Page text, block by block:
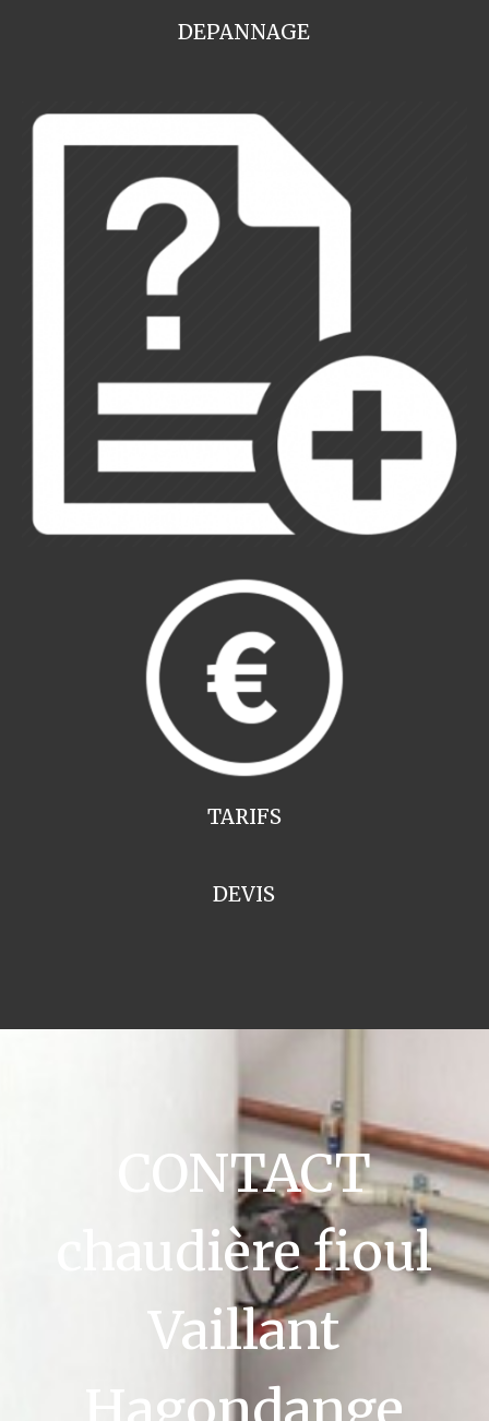
DEPANNAGE
TARIFS
DEVIS
CONTACT
chaudière fioul
Vaillant